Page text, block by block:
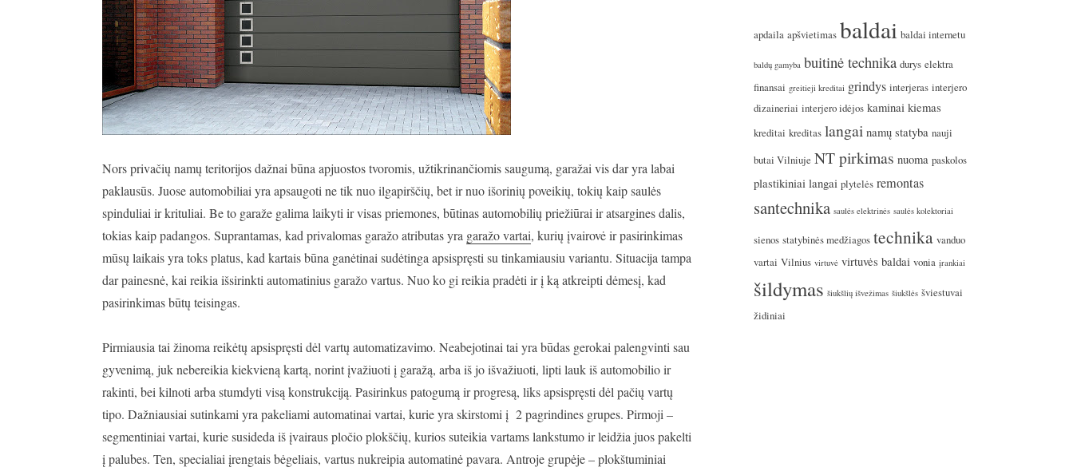
Nors privačių namų teritorijos dažnai būna apjuostos tvoromis, užtikrinančiomis saugumą, garažai vis dar yra labai
paklausūs. Juose automobiliai yra apsaugoti ne tik nuo ilgapirščių, bet ir nuo išorinių poveikių, tokių kaip saulės
spinduliai ir krituliai. Be to garaže galima laikyti ir visas priemones, būtinas automobilių priežiūrai ir atsargines dalis,
tokias kaip padangos. Suprantamas, kad privalomas garažo atributas yra garažo vartai, kurių įvairovė ir pasirinkimas
mūsų laikais yra toks platus, kad kartais būna ganėtinai sudėtinga apsispręsti su tinkamiausiu variantu. Situacija tampa
dar painesnė, kai reikia išsirinkti automatinius garažo vartus. Nuo ko gi reikia pradėti ir į ką atkreipti dėmesį, kad
pasirinkimas būtų teisingas.
Pirmiausia tai žinoma reikėtų apsispręsti dėl vartų automatizavimo. Neabejotinai tai yra būdas gerokai palengvinti sau
gyvenimą, juk nebereikia kiekvieną kartą, norint įvažiuoti į garažą, arba iš jo išvažiuoti, lipti lauk iš automobilio ir
rakinti, bei kilnoti arba stumdyti visą konstrukciją. Pasirinkus patogumą ir progresą, liks apsispręsti dėl pačių vartų
tipo. Dažniausiai sutinkami yra pakeliami automatinai vartai, kurie yra skirstomi į 2 pagrindines grupes. Pirmoji –
segmentiniai vartai, kurie susideda iš įvairaus pločio plokščių, kurios suteikia vartams lankstumo ir leidžia juos pakelti
į palubes. Ten, specialiai įrengtais bėgeliais, vartus nukreipia automatinė pavara. Antroje grupėje – plokštuminiai
apdaila apšvietimas baldai baldai internetu
baldų gamyba buitinė technika durys elektra
finansai greitieji kreditai grindys interjeras interjero
dizaineriai interjero idėjos kaminai kiemas
kreditai kreditas langai namų statyba nauji
butai Vilniuje NT pirkimas nuoma paskolos
plastikiniai langai plytelės remontas
santechnika saulės elektrinės saulės kolektoriai
sienos statybinės medžiagos technika vanduo
vartai Vilnius virtuvė virtuvės baldai vonia įrankiai
šildymas šiukšlių išvežimas šiukšlės šviestuvai
židiniai